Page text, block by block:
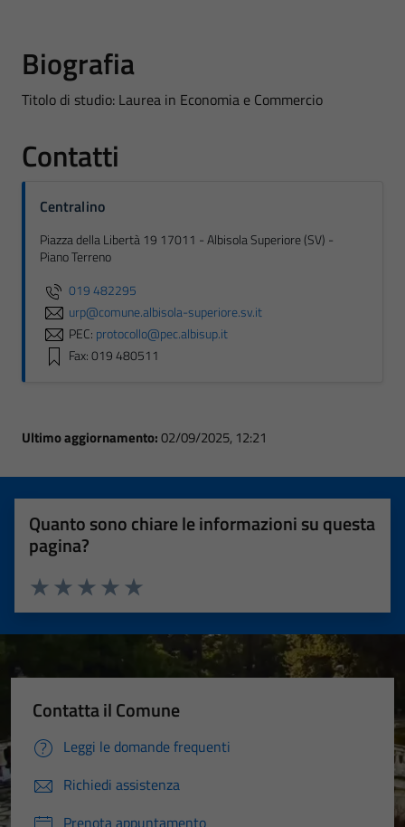
Biografia
Titolo di studio: Laurea in Economia e Commercio
Contatti
Centralino
Piazza della Libertà 19 17011 - Albisola Superiore (SV) -
Piano Terreno
019 482295
urp@comune.albisola-superiore.sv.it
PEC: protocollo@pec.albisup.it
Fax: 019 480511
Ultimo aggiornamento:02/09/2025, 12:21
Quanto sono chiare le informazioni su questa
pagina?
Valuta 5 stelle su 5
Valuta 4 stelle su 5
Valuta 3 stelle su 5
Valuta 2 stelle su 5
Valuta 1 stelle su 5
Contatta il Comune
Leggi le domande frequenti
Richiedi assistenza
Prenota appuntamento